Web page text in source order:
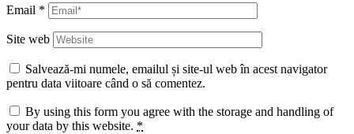
Email *
Site web
Salvează-mi numele, emailul și site-ul web în acest navigator
pentru data viitoare când o să comentez.
By using this form you agree with the storage and handling of
your data by this website. *